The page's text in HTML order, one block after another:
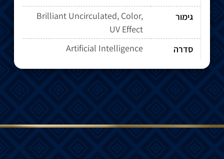
גימור
Brilliant Uncirculated, Color,
UV Effect
סדרה
Artificial Intelligence